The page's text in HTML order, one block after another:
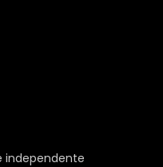
independente